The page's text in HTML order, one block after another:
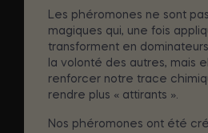
Les phéromones ne sont
magiques qui, une fois
transforment en
la volonté des autres, mais
renforcer notre trace
rendre plus « attirants ».
Nos phéromones ont été